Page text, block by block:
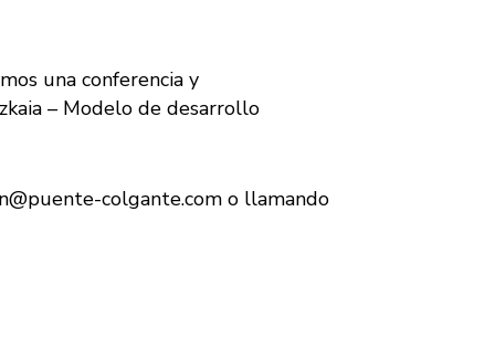
una conferencia y
– Modelo de desarrollo
colgante.com o llamando